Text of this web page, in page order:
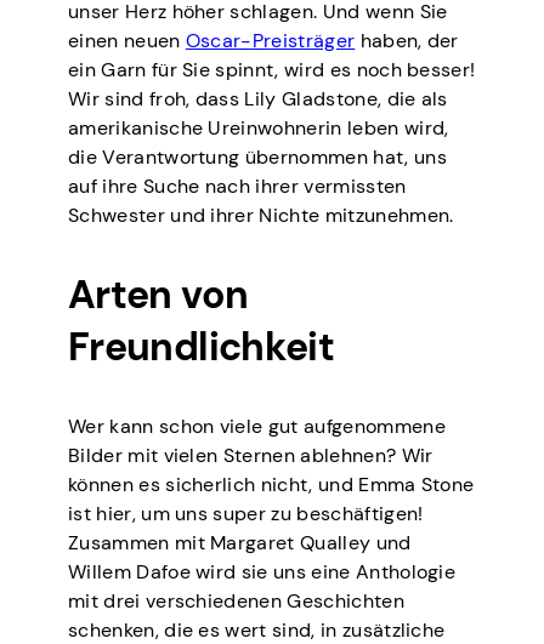
unser Herz höher schlagen. Und wenn Sie
einen neuen Oscar-Preisträger haben, der
ein Garn für Sie spinnt, wird es noch besser!
Wir sind froh, dass Lily Gladstone, die als
amerikanische Ureinwohnerin leben wird,
die Verantwortung übernommen hat, uns
auf ihre Suche nach ihrer vermissten
Schwester und ihrer Nichte mitzunehmen.
Arten von
Freundlichkeit
Wer kann schon viele gut aufgenommene
Bilder mit vielen Sternen ablehnen? Wir
können es sicherlich nicht, und Emma Stone
ist hier, um uns super zu beschäftigen!
Zusammen mit Margaret Qualley und
Willem Dafoe wird sie uns eine Anthologie
mit drei verschiedenen Geschichten
schenken, die es wert sind, in zusätzliche